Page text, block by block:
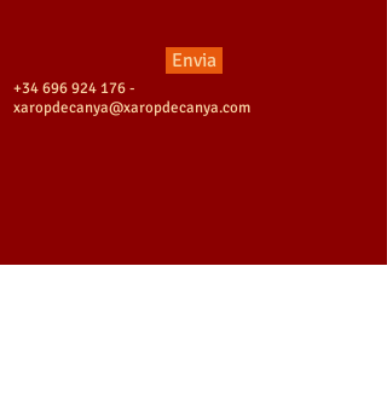
Envia
+34 696 924 176-
xaropdecanya@xaropdecanya.com